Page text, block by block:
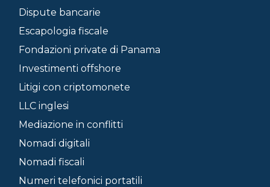
Dispute bancarie
Escapologia fiscale
Fondazioni private di Panama
Investimenti offshore
Litigi con criptomonete
LLC inglesi
Mediazione in conflitti
Nomadi digitali
Nomadi fiscali
Numeri telefonici portatili